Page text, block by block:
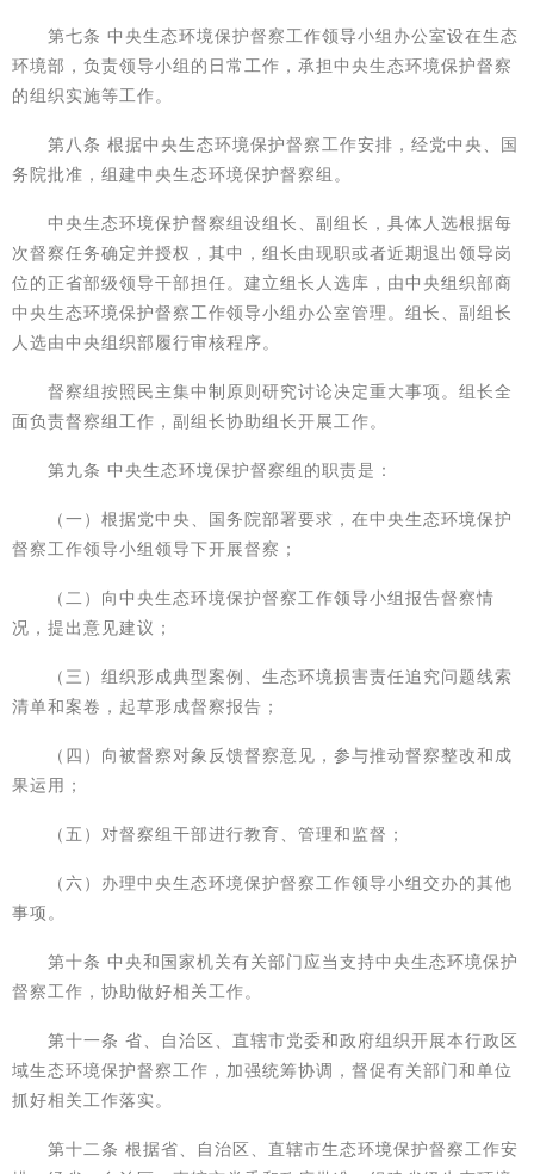
第七条 中央生态环境保护督察工作领导小组办公室设在生态
环境部，负责领导小组的日常工作，承担中央生态环境保护督察
的组织实施等工作。
第八条 根据中央生态环境保护督察工作安排，经党中央、国
务院批准，组建中央生态环境保护督察组。
中央生态环境保护督察组设组长、副组长，具体人选根据每
次督察任务确定并授权，其中，组长由现职或者近期退出领导岗
位的正省部级领导干部担任。建立组长人选库，由中央组织部商
中央生态环境保护督察工作领导小组办公室管理。组长、副组长
人选由中央组织部履行审核程序。
督察组按照民主集中制原则研究讨论决定重大事项。组长全
面负责督察组工作，副组长协助组长开展工作。
第九条 中央生态环境保护督察组的职责是：
（一）根据党中央、国务院部署要求，在中央生态环境保护
督察工作领导小组领导下开展督察；
（二）向中央生态环境保护督察工作领导小组报告督察情
况，提出意见建议；
（三）组织形成典型案例、生态环境损害责任追究问题线索
清单和案卷，起草形成督察报告；
（四）向被督察对象反馈督察意见，参与推动督察整改和成
果运用；
（五）对督察组干部进行教育、管理和监督；
（六）办理中央生态环境保护督察工作领导小组交办的其他
事项。
第十条 中央和国家机关有关部门应当支持中央生态环境保护
督察工作，协助做好相关工作。
第十一条 省、自治区、直辖市党委和政府组织开展本行政区
域生态环境保护督察工作，加强统筹协调，督促有关部门和单位
抓好相关工作落实。
第十二条 根据省、自治区、直辖市生态环境保护督察工作安